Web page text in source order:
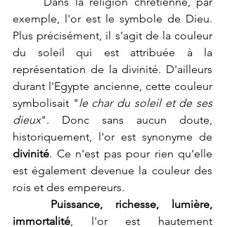
exemple, l'or est le symbole de Dieu.
Plus précisément, il s'agit de la couleur
du soleil qui est attribuée à la
représentation de la divinité. D'ailleurs
durant l'Egypte ancienne, cette couleur
symbolisait "le char du soleil et de ses
dieux". Donc sans aucun doute,
divinité. Ce n'est pas pour rien qu'elle
est également devenue la couleur des
rois et des empereurs.
Puissance, richesse, lumière,
immortalité, l'or est hautement